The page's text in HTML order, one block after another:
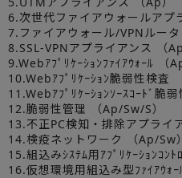
6.次世代ファイアウォールアプ
7.ファイアウォール/VPNルータ
8.SSL-VPNアプライアンス （Ap
9.Webｱﾌﾟﾘｹｰｼｮﾝﾌｧｲｱｳｫｰﾙ （
10.Webｱﾌﾟﾘｹｰｼｮﾝ脆弱性検査
11.Webｱﾌﾟﾘｹｰｼｮﾝｿｰｽｺｰﾄﾞ脆弱
12.脆弱性管理 （Ap/Sw/S）
13.不正PC検知・排除アプライ
14.検疫ネットワーク （Ap/Sw）
15.組込みｼｽﾃﾑ用ｱﾌﾟﾘｹｰｼｮﾝｺﾝﾄ
16.仮想環境用組込み型ﾌｧｲｱｳｫｰ